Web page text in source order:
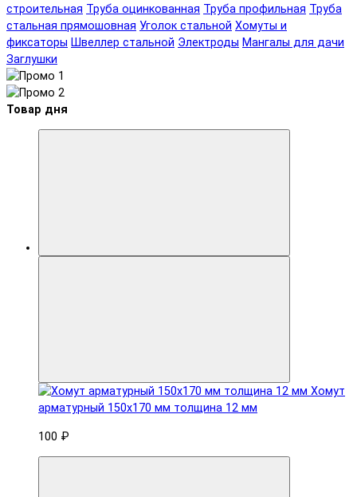
строительная Труба оцинкованная Труба профильная Труба
стальная прямошовная Уголок стальной Хомуты и
фиксаторы Швеллер стальной Электроды Мангалы для дачи
Заглушки
Товар дня
Хомут
арматурный 150x170 мм толщина 12 мм
100 ₽